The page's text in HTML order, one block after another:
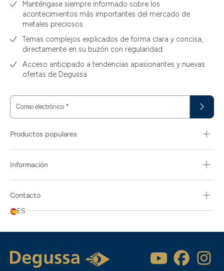
Manténgase siempre informado sobre los
acontecimientos más importantes del mercado de
metales preciosos
Temas complejos explicados de forma clara y concisa,
directamente en su buzón con regularidad
Acceso anticipado a tendencias apasionantes y nuevas
ofertas de Degussa
Correo electrónico *
Productos populares
Información
Contacto
ES